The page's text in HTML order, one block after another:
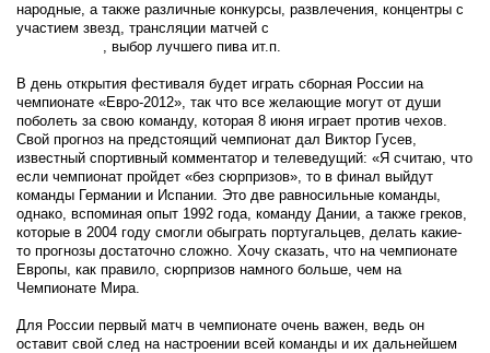
народные, а также различные конкурсы, развлечения, концентры с
участием звезд, трансляции матчей с
, выбор лучшего пива ит.п.
В день открытия фестиваля будет играть сборная России на
чемпионате «Евро-2012», так что все желающие могут от души
поболеть за свою команду, которая 8 июня играет против чехов.
Свой прогноз на предстоящий чемпионат дал Виктор Гусев,
известный спортивный комментатор и телеведущий: «Я считаю, что
если чемпионат пройдет «без сюрпризов», то в финал выйдут
команды Германии и Испании. Это две равносильные команды,
однако, вспоминая опыт 1992 года, команду Дании, а также греков,
которые в 2004 году смогли обыграть португальцев, делать какие-
то прогнозы достаточно сложно. Хочу сказать, что на чемпионате
Европы, как правило, сюрпризов намного больше, чем на
Чемпионате Мира.
Для России первый матч в чемпионате очень важен, ведь он
оставит свой след на настроении всей команды и их дальнейшем